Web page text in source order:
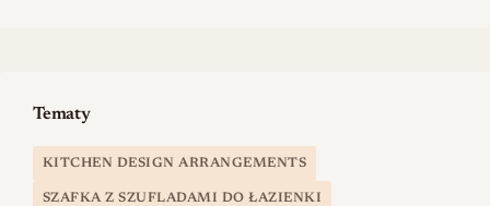
Tematy
KITCHEN DESIGN ARRANGEMENTS
SZAFKA Z SZUFLADAMI DO ŁAZIENKI